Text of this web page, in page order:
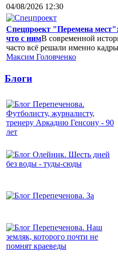
04/08/2026 12:30
Спецпроект "Перемена
что с нимВ современной
часто всё решали именно кадры
Максим Головченко
Блоги